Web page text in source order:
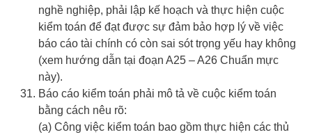
nghề nghiệp, phải lập kế hoạch và thực hiện cuộc
kiểm toán để đạt được sự đảm bảo hợp lý về việc
báo cáo tài chính có còn sai sót trọng yếu hay không
(xem hướng dẫn tại đoạn A25 – A26 Chuẩn mực
này).
Báo cáo kiểm toán phải mô tả về cuộc kiểm toán
bằng cách nêu rõ:
(a) Công việc kiểm toán bao gồm thực hiện các thủ